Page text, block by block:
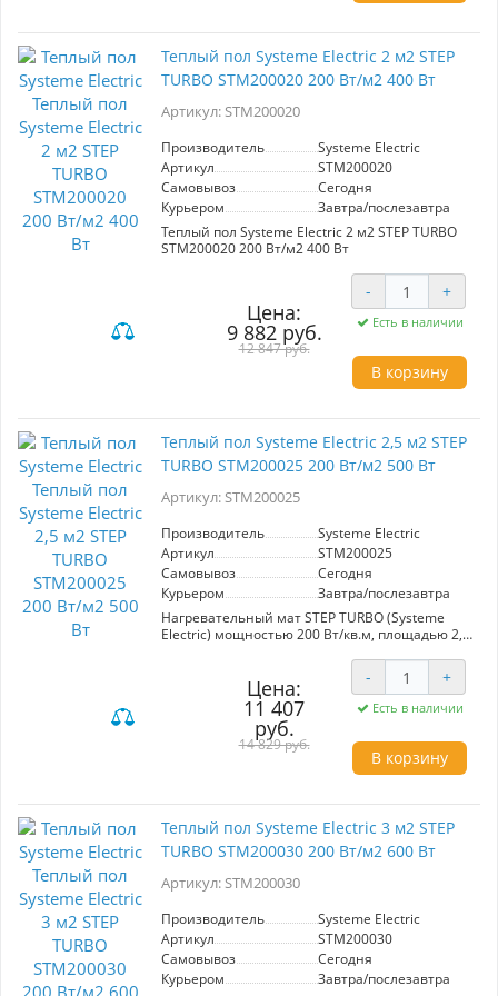
медным проводником. Изоляция жил -
высокотемпературный фторопласт (FEP).
Оболочка кабеля - PVC повышенной
термостойкости. Сетка имеет клеевую основу
температура +105 °C. На теплые Systeme
гарантия сроком 50 лет, при проведении
монтажа сертифицированным
специалистом.В комплект теплого пола
входит:нагревательный мат
гофрированная трубка - 2 м
заглушка для гофрированной трубы
руководство по эксплуатации с гарантийным
Теплый пол Systeme Electric 2 м2 STEP
TURBO STM200020 200 Вт/м2 400 Вт
Артикул: STM200020
Производитель
Systeme Electric
Артикул
STM200020
Самовывоз
Сегодня
Курьером
Завтра/послезавтра
Теплый пол Systeme Electric 2 м2 STEP TURBO
STM200020 200 Вт/м2 400 Вт
Цена:
9 882 руб.
12 847 руб.
- +
Есть в наличии
В корзину
Теплый пол Systeme Electric 2,5 м2 STEP
TURBO STM200025 200 Вт/м2 500 Вт
Артикул: STM200025
Производитель
Systeme Electric
Артикул
STM200025
Самовывоз
Сегодня
Курьером
Завтра/послезавтра
Нагревательный мат STEP TURBO (Systeme
Electric) мощностью 200 Вт/кв.м, площадью 2,5
предназначен для создания системы теплого
пола в качестве основного и дополнительного
обогрева напольных покрытий, для сухих и
влажных помещений, работающей в сети
переменного тока с номинальным
напряжением 230 В и частотой 50 Гц.
Конструкция мата состоит из двухжильного
медным проводником. Изоляция жил -
высокотемпературный фторопласт (FEP).
Оболочка кабеля - PVC повышенной
термостойкости. Сетка имеет клеевую основу
температура +105 °C. На теплые Systeme
гарантия сроком 50 лет, при проведении
монтажа сертифицированным
специалистом.В комплект теплого пола
входит:нагревательный мат
гофрированная трубка - 2 м
Цена:
11 407
руб.
14 829 руб.
- +
Есть в наличии
В корзину
Теплый пол Systeme Electric 3 м2 STEP
TURBO STM200030 200 Вт/м2 600 Вт
Артикул: STM200030
Производитель
Systeme Electric
Артикул
STM200030
Самовывоз
Сегодня
Курьером
Завтра/послезавтра